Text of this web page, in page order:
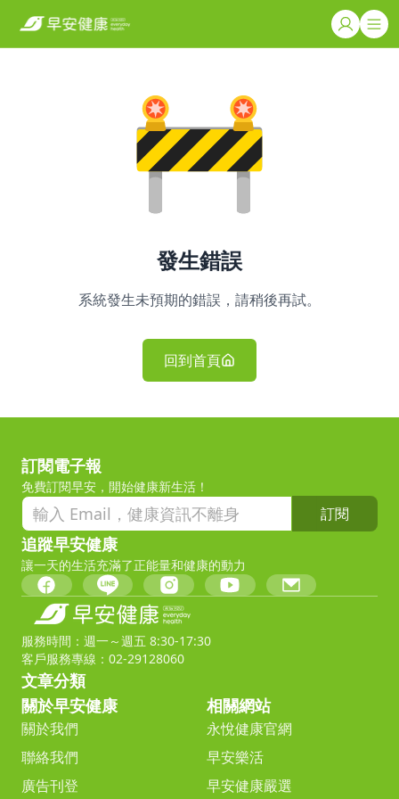
發生錯誤
系統發生未預期的錯誤，請稍後再試。
回到首頁
訂閱電子報
免費訂閱早安，開始健康新生活！
訂閱
追蹤早安健康
讓一天的生活充滿了正能量和健康的動力
服務時間：週一～週五 8:30-17:30
客戶服務專線：02-29128060
文章分類
關於早安健康
關於我們
聯絡我們
廣告刊登
相關網站
永悅健康官網
早安樂活
早安健康嚴選